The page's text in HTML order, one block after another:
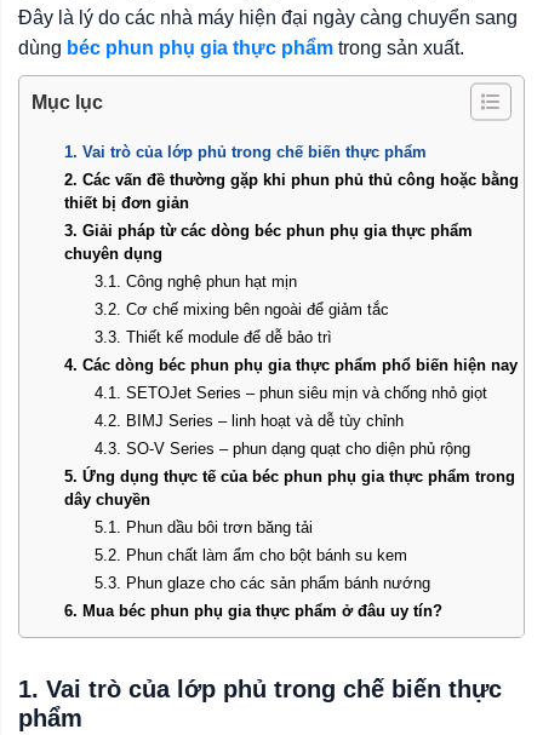
Đây là lý do các nhà máy hiện đại ngày càng chuyển sang
dùng béc phun phụ gia thực phẩm trong sản xuất.
Mục lục
1. Vai trò của lớp phủ trong chế biến thực phẩm
2. Các vấn đề thường gặp khi phun phủ thủ công hoặc bằng
thiết bị đơn giản
3. Giải pháp từ các dòng béc phun phụ gia thực phẩm
chuyên dụng
3.1. Công nghệ phun hạt mịn
3.2. Cơ chế mixing bên ngoài để giảm tắc
3.3. Thiết kế module để dễ bảo trì
4. Các dòng béc phun phụ gia thực phẩm phổ biến hiện nay
4.1. SETOJet Series – phun siêu mịn và chống nhỏ giọt
4.2. BIMJ Series – linh hoạt và dễ tùy chỉnh
4.3. SO-V Series – phun dạng quạt cho diện phủ rộng
5. Ứng dụng thực tế của béc phun phụ gia thực phẩm trong
dây chuyền
5.1. Phun dầu bôi trơn băng tải
5.2. Phun chất làm ẩm cho bột bánh su kem
5.3. Phun glaze cho các sản phẩm bánh nướng
6. Mua béc phun phụ gia thực phẩm ở đâu uy tín?
1. Vai trò của lớp phủ trong chế biến thực
phẩm